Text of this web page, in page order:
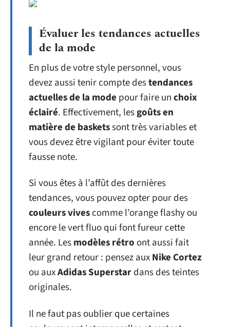
Évaluer les tendances actuelles
de la mode
En plus de votre style personnel, vous
devez aussi tenir compte destendances
actuelles de la mode pour faire unchoix
éclairé. Effectivement, lesgoûts en
matière de basketssont très variables et
vous devez être vigilant pour éviter toute
fausse note.
Si vous êtes à l’affût des dernières
tendances, vous pouvez opter pour des
couleurs vivescomme l’orange flashy ou
encore le vert fluo qui font fureur cette
année. Lesmodèles rétro ont aussi fait
leur grand retour : pensez auxNike Cortez
ou auxAdidas Superstardans des teintes
originales.
Il ne faut pas oublier que certaines